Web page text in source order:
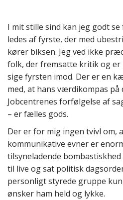
I mit stille sind kan jeg godt
ledes af fyrste, der med
kører biksen. Jeg ved ikke
folk, der fremsatte kritik og
sige fyrsten imod. Der er en
med, at hans værdikompas på
Jobcentrenes forfølgelse af
– er fælles gods.
Der er for mig ingen tvivl om,
kommunikative evner er
tilsyneladende
til live og sat politisk
personligt styrede gruppe
ønsker ham held og lykke.